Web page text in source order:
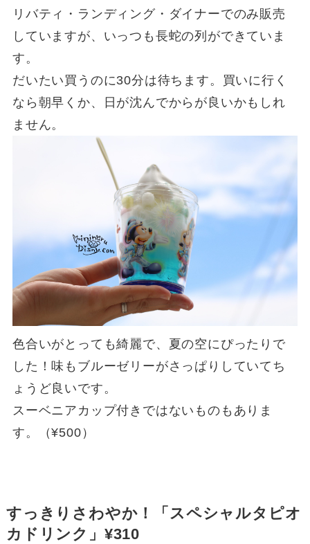
リバティ・ランディング・ダイナーでのみ販売
していますが、いっつも長蛇の列ができていま
す。
だいたい買うのに30分は待ちます。買いに行く
なら朝早くか、日が沈んでからが良いかもしれ
ません。
色合いがとっても綺麗で、夏の空にぴったりで
した！味もブルーゼリーがさっぱりしていてち
ょうど良いです。
スーベニアカップ付きではないものもありま
す。（¥500）
すっきりさわやか！「スペシャルタピオ
カドリンク」¥310